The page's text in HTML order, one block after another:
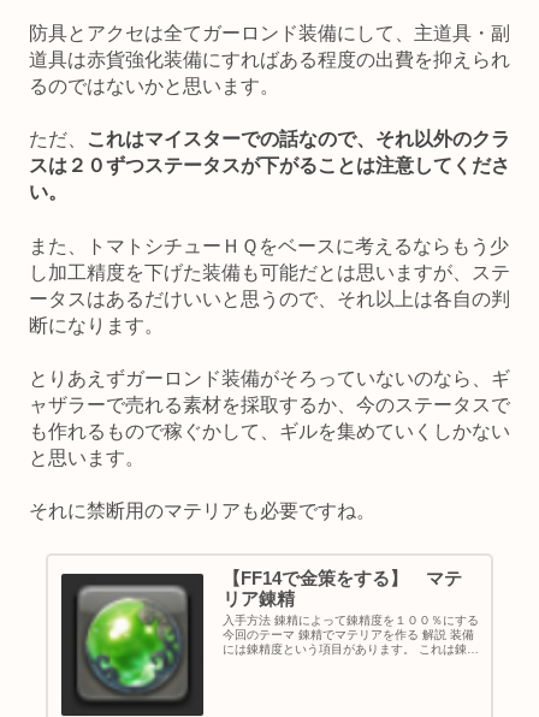
防具とアクセは全てガーロンド装備にして、主道具・副
道具は赤貨強化装備にすればある程度の出費を抑えられ
るのではないかと思います。
ただ、
これはマイスターでの話なので、それ以外のクラ
スは２０ずつステータスが下がることは注意してくださ
い。
また、トマトシチューＨＱをベースに考えるならもう少
し加工精度を下げた装備も可能だとは思いますが、ステ
ータスはあるだけいいと思うので、それ以上は各自の判
断になります。
とりあえずガーロンド装備がそろっていないのなら、ギ
ャザラーで売れる素材を採取するか、今のステータスで
も作れるもので稼ぐかして、ギルを集めていくしかない
と思います。
それに禁断用のマテリアも必要ですね。
【FF14で金策をする】 マテ
リア錬精
入手方法 錬精によって錬精度を１００％にする
今回のテーマ 錬精でマテリアを作る 解説 装備
には錬精度という項目があります。 これは錬精